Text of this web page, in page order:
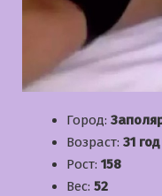
Город:
Возраст: 31 год
Рост: 158
Вес: 52